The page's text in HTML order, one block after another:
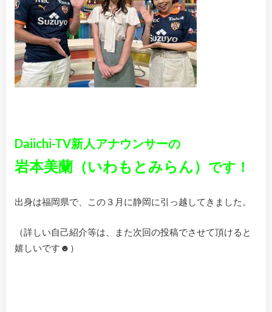
Daiichi-TV新人アナウンサーの
岩本美蘭（いわもとみらん） です！
出身は福岡県で、この３月に静岡に引っ越してきました。
（詳しい自己紹介等は、また次回の投稿でさせて頂けると
嬉しいです☻）